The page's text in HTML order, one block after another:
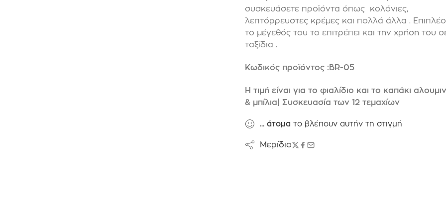
συσκευάσετε προϊόντα όπως κολόνιες,
λεπτόρρευστες κρέμες και πολλά άλλα .
το μέγεθός του το επιτρέπει και την χρήση του
ταξίδια .
Κωδικός προϊόντος :BR-05
Η τιμή είναι για το φιαλίδιο και το καπάκι
& μπίλια| Συσκευασία των 12 τεμαχίων
... άτομα το βλέπουν αυτήν τη στιγμή
Μερίδιο